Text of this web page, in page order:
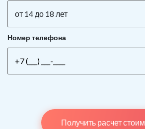
от 14 до 18 лет
Номер телефона
Получить расчет